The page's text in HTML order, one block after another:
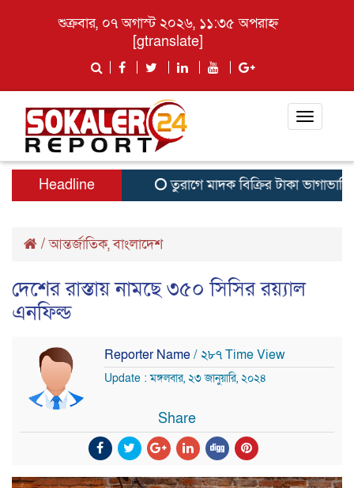
শুক্রবার, ০৭ অগাস্ট ২০২৬, ১১:৩৫ অপরাহ্ন
[gtranslate]
Toggle
Headline তুরাগে মাদক বিক্রির টাকা ভাগাভাগি
/আন্তর্জাতিক,বাংলাদেশ
দেশের রাস্তায় নামছে ৩৫০ সিসির রয়্যাল
এনফিল্ড
Reporter Name/ ২৮৭ Time View
Update : মঙ্গলবার, ২৩ জানুয়ারি, ২০২৪
Share